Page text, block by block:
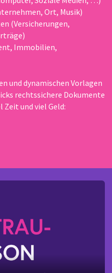
Ort, Musik)
(Versicherungen,
Immobilien,
und dynamischen Vorlagen
rechtssichere Dokumente
Zeit und viel Geld: